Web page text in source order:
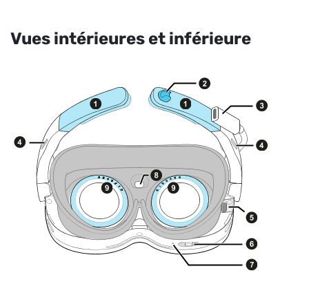
Vues intérieures et inférieure